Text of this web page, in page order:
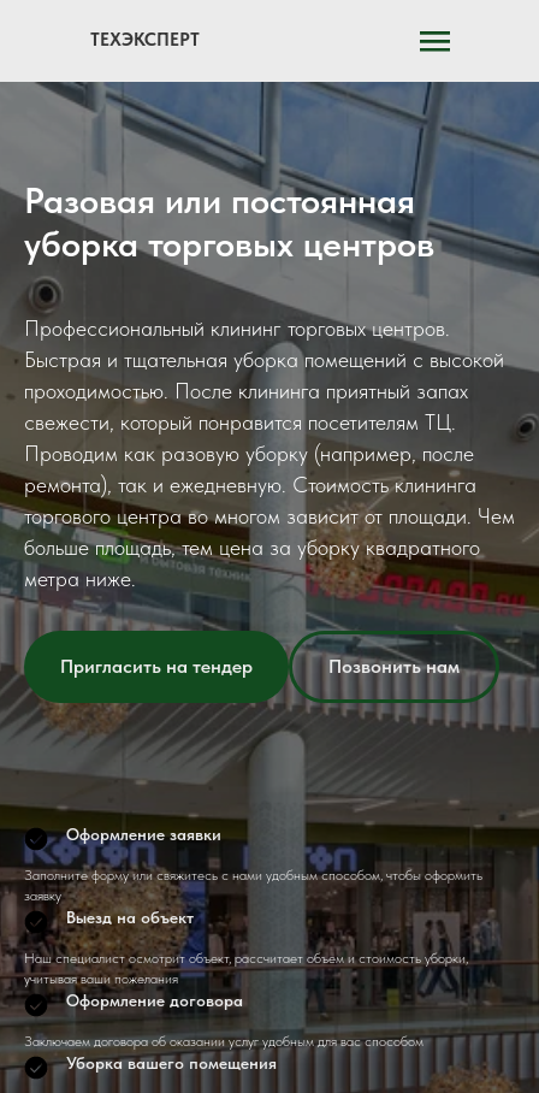
ТЕХЭКСПЕРТ
Разовая или постоянная
уборка торговых центров
Профессиональный клининг торговых центров.
Быстрая и тщательная уборка помещений с высокой
проходимостью. После клининга приятный запах
свежести, который понравится посетителям ТЦ.
Проводим как разовую уборку (например, после
ремонта), так и ежедневную. Стоимость клининга
торгового центра во многом зависит от площади. Чем
больше площадь, тем цена за уборку квадратного
метра ниже.
Пригласить на тендер Позвонить нам
Оформление заявки
Заполните форму или свяжитесь с нами удобным способом, чтобы оформить
заявку
Выезд на объект
Наш специалист осмотрит объект, рассчитает объем и стоимость уборки,
учитывая ваши пожелания
Оформление договора
Заключаем договора об оказании услуг удобным для вас способом
Уборка вашего помещения